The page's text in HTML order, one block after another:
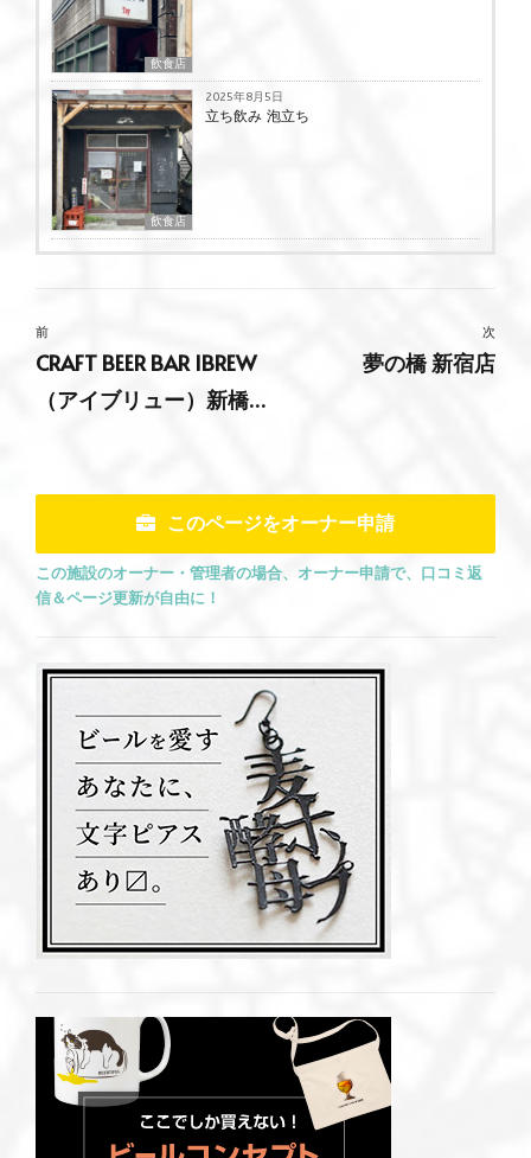
飲食店
飲食店
2025年8月5日
立ち飲み 泡立ち
前
CRAFT BEER BAR IBREW
（アイブリュー）新橋
次
夢の橋 新宿店
このページをオーナー申請
この施設のオーナー・管理者の場合、オーナー申請で、口コミ返
信＆ページ更新が自由に！